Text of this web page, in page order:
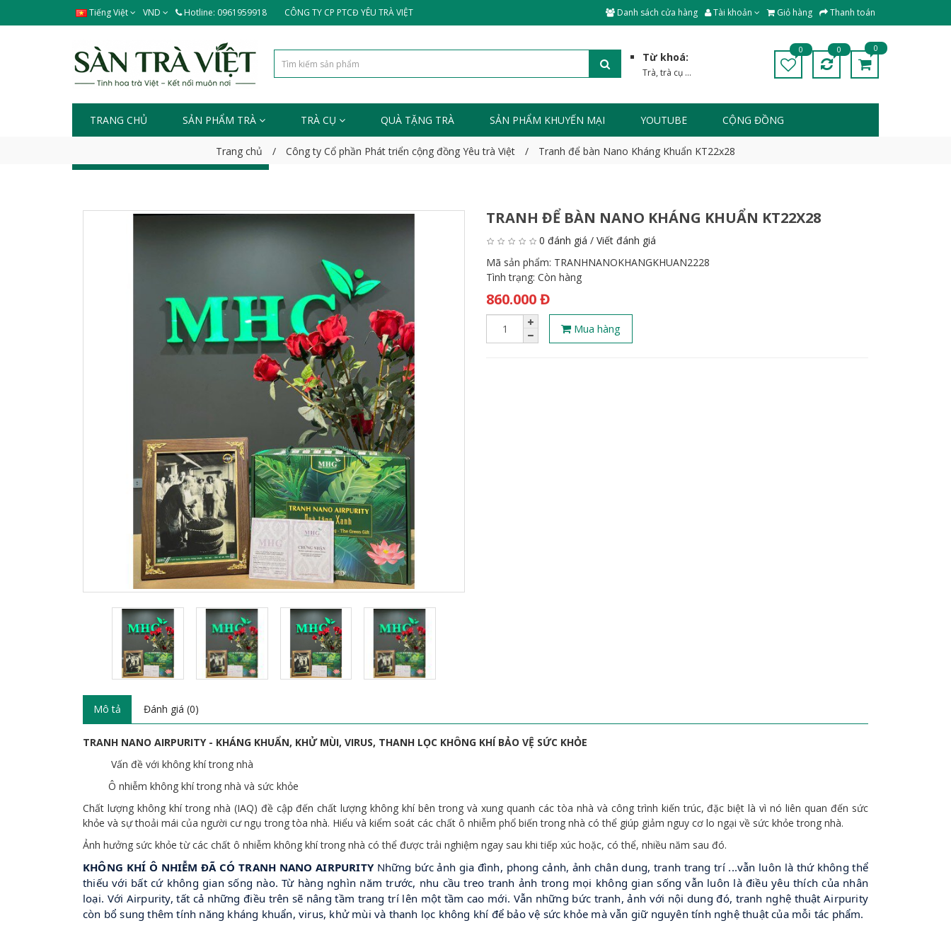
Tiếng Việt VND Hotline: 0961959918 CÔNG TY CP PTCĐ YÊU TRÀ VIỆT Danh sách cửa hàng Tài khoản Giỏ hàng Thanh toán
Từ khoá:
Trà,trà cụ ...
0 0 0
TRANG CHỦ SẢN PHẨM TRÀ TRÀ CỤ QUÀ TẶNG TRÀ SẢN PHẨM KHUYẾN MẠI YOUTUBE CỘNG ĐỒNG
LIÊN HỆ
Trang chủ Công ty Cổ phần Phát triển cộng đồng Yêu trà Việt Tranh để bàn Nano Kháng Khuẩn KT22x28
TRANH ĐỂ BÀN NANO KHÁNG KHUẨN KT22X28
0 đánh giá / Viết đánh giá
Mã sản phẩm: TRANHNANOKHANGKHUAN2228
Tình trạng: Còn hàng
860.000 Đ
Mua hàng
Mô tả Đánh giá (0)
TRANH NANO AIRPURITY - KHÁNG KHUẨN, KHỬ MÙI, VIRUS, THANH LỌC KHÔNG KHÍ BẢO VỆ SỨC KHỎE
Vấn đề với không khí trong nhà
Ô nhiễm không khí trong nhà và sức khỏe
Chất lượng không khí trong nhà (IAQ) đề cập đến chất lượng không khí bên trong và xung quanh các tòa nhà và công trình kiến trúc, đặc biệt là vì nó liên quan đến sức
khỏe và sự thoải mái của người cư ngụ trong tòa nhà. Hiểu và kiểm soát các chất ô nhiễm phổ biến trong nhà có thể giúp giảm nguy cơ lo ngại về sức khỏe trong nhà.
Ảnh hưởng sức khỏe từ các chất ô nhiễm không khí trong nhà có thể được trải nghiệm ngay sau khi tiếp xúc hoặc, có thể, nhiều năm sau đó.
KHÔNG KHÍ Ô NHIỄM ĐÃ CÓ TRANH NANO AIRPURITYNhững bức ảnh gia đình, phong cảnh, ảnh chân dung, tranh trang trí ...vẫn luôn là thứ không thể
thiếu với bất cứ không gian sống nào. Từ hàng nghìn năm trước, nhu cầu treo tranh ảnh trong mọi không gian sống vẫn luôn là điều yêu thích của nhân
loại. Với Airpurity, tất cả những điều trên sẽ nâng tầm trang trí lên một tầm cao mới. Vẫn những bức tranh, ảnh với nội dung đó, tranh nghệ thuật Airpurity
còn bổ sung thêm tính năng kháng khuẩn, virus, khử mùi và thanh lọc không khí để bảo vệ sức khỏe mà vẫn giữ nguyên tính nghệ thuật của mỗi tác phẩm.